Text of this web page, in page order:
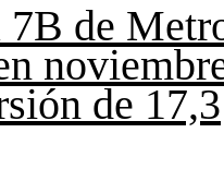
de
de 17,3